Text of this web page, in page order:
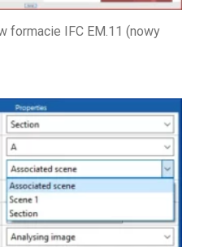
formacie IFC EM.11 (nowy